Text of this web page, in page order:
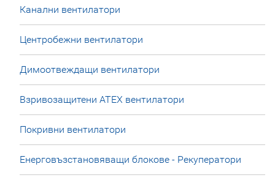
Канални вентилатори
Центробежни вентилатори
Димоотвеждащи вентилатори
Взривозащитени ATEX вентилатори
Покривни вентилатори
Енерговъзстановяващи блокове - Рекуператори